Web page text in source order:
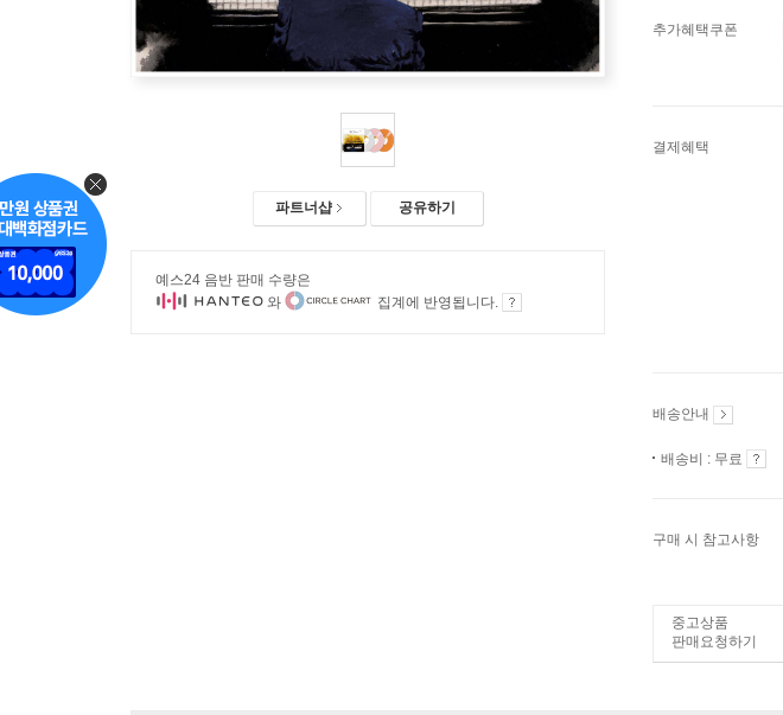
파트너샵 공유하기
예스24 음반 판매 수량은
와
집계에 반영됩니다.
추가혜택쿠폰
결제혜택
배송안내
배송비 : 무료
구매 시 참고사항
중고상품
판매요청하기